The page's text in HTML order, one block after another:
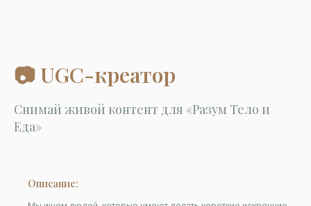
📷UGC-креатор
Снимай живой контент для «Разум Тело и
Еда»
Описание: